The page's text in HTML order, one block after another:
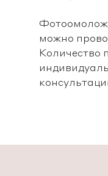
можно
Количество